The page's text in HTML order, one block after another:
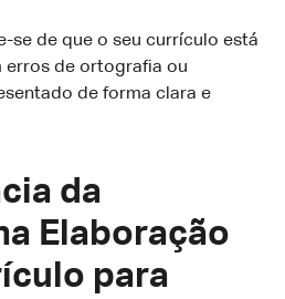
se de que o seu currículo está
erros de ortografia ou
de forma clara e
da
Elaboração
para